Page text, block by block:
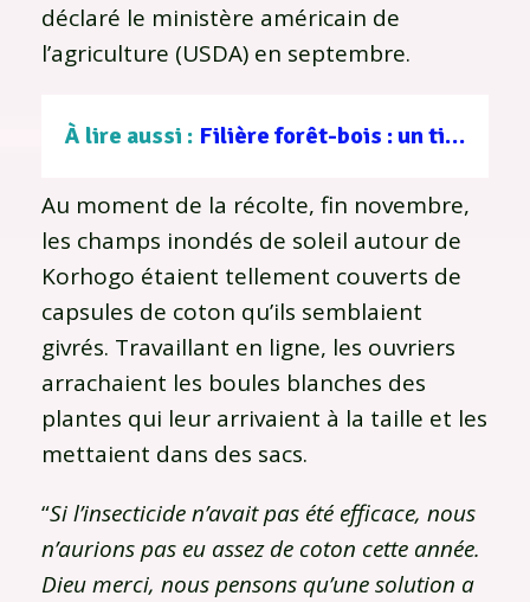
déclaré le ministère américain de
l’agriculture (USDA) en septembre.
À lire aussi : Filière forêt-bois : un tissu d’entreprises au service d’une gestion durable
Au moment de la récolte, fin novembre,
les champs inondés de soleil autour de
Korhogo étaient tellement couverts de
capsules de coton qu’ils semblaient
givrés. Travaillant en ligne, les ouvriers
arrachaient les boules blanches des
plantes qui leur arrivaient à la taille et les
mettaient dans des sacs.
“Si l’insecticide n’avait pas été efficace, nous
n’aurions pas eu assez de coton cette année.
Dieu merci, nous pensons qu’une solution a